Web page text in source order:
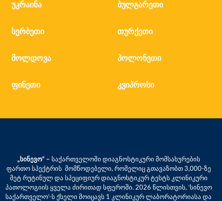
უკრაინა ბულგარეთი
სერბეთი თურქეთი
მოლდოვა პოლონეთი
ფინეთი კვიპროსი
„სინევო“ – საქართველოში დიაგნოსტიკური მომსახურების
ფართო სპექტრის მომწოდებელი, რომელიც გთავაზობთ 3,000-ზე
მეტ რუტინულ და სპეციფიურ დიაგნოსტიკურ ტესტს კლინიკური
პათოლოგიის ყველა ძირითად სფეროში. 2026 წლისთვის, ‘სინევო
საქართველო’-ს ქსელი მოიცავს 1 კლინიკურ ლაბორატორიასა და